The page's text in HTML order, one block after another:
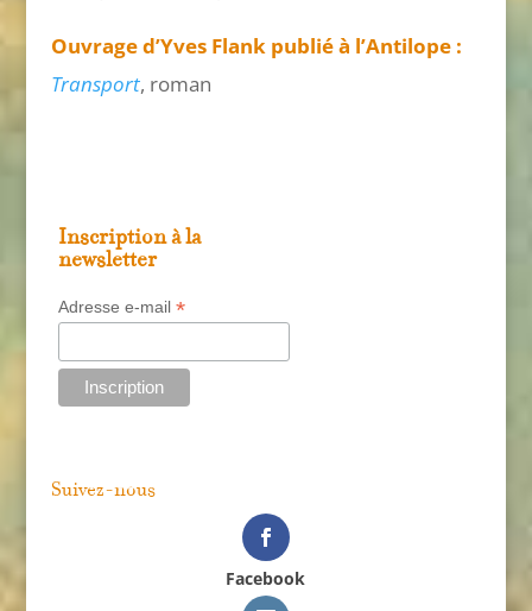
Ouvrage d’Yves Flank publié à l’Antilope :
Transport, roman
Inscription à la
newsletter
Adresse e-mail *
Suivez-nous
Facebook